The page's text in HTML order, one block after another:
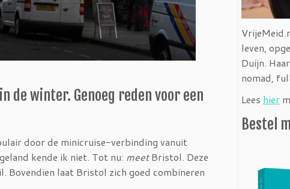
de winter. Genoeg reden voor een
door de minicruise-verbinding vanuit
kende ik niet. Tot nu: meetBristol. Deze
Bovendien laat Bristol zich goed combineren
leven,
Duijn.
nomad,
Lees hier
Bestel